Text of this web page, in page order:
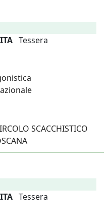
ITA Tessera
SCACCHISTICO
ITA Tessera